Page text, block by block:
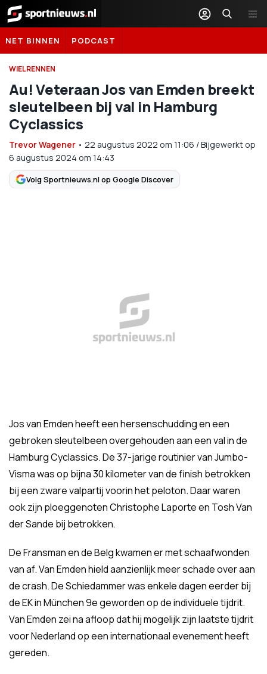
Sportnieuws.nl
NET BINNEN PODCAST
WIELRENNEN
Au! Veteraan Jos van Emden breekt
sleutelbeen bij val in Hamburg
Cyclassics
Trevor Wagener • 22 augustus 2022 om 11:06 /Bijgewerkt op
6 augustus 2024 om 14:43
Volg Sportnieuws.nl op Google Discover
Jos van Emden heeft een hersenschudding en een
gebroken sleutelbeen overgehouden aan een val in de
Hamburg Cyclassics. De 37-jarige routinier van Jumbo-
Visma was op bijna 30 kilometer van de finish betrokken
bij een zware valpartij voorin het peloton. Daar waren
ook zijn ploeggenoten Christophe Laporte en Tosh Van
der Sande bij betrokken.
De Fransman en de Belg kwamen er met schaafwonden
van af. Van Emden hield aanzienlijk meer schade over aan
de crash. De Schiedammer was enkele dagen eerder bij
de EK in München 9e geworden op de individuele tijdrit.
Van Emden zei na afloop dat hij mogelijk zijn laatste tijdrit
voor Nederland op een internationaal evenement heeft
gereden.